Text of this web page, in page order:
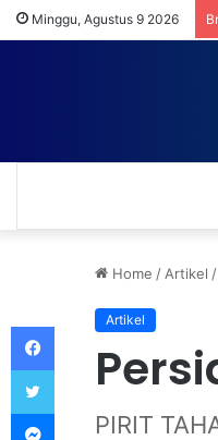
Minggu, Agustus 9 2026
Home / Artikel /
Artikel
PIRIT
Facebook
Messenger